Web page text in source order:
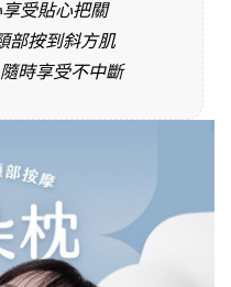
受貼心把關
部按到斜方肌
時享受不中斷